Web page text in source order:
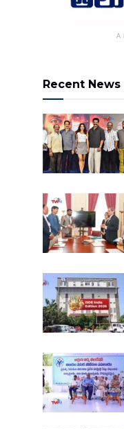
Recent News